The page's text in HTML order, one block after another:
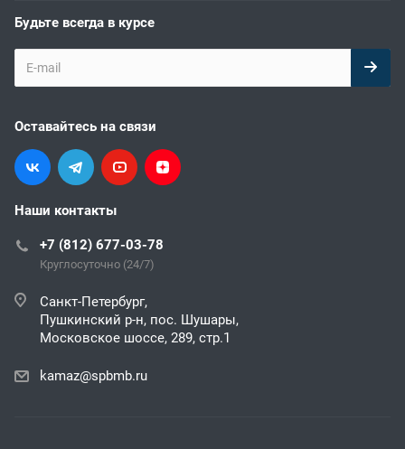
Будьте всегда в курсе
Оставайтесь на связи
Наши контакты
+7 (812) 677-03-78
Круглосуточно (24/7)
Санкт-Петербург,
Пушкинский р-н, пос. Шушары,
Московское шоссе, 289, стр.1
kamaz@spbmb.ru